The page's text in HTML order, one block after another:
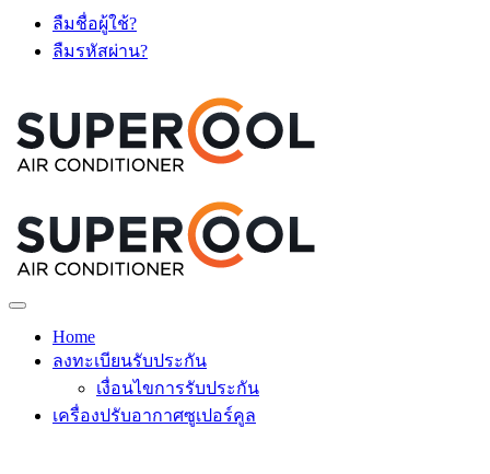
ลืมชื่อผู้ใช้?
ลืมรหัสผ่าน?
Home
ลงทะเบียนรับประกัน
เงื่อนไขการรับประกัน
เครื่องปรับอากาศซูเปอร์คูล